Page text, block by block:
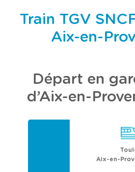
Train TGV
Aix-en-
Départ en
d’Aix-en-
Aix-en-